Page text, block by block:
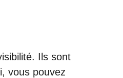
Ils sont
vous pouvez